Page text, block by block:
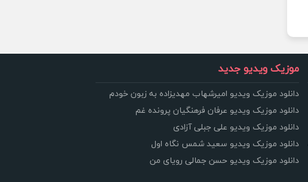
موزیک ویدیو جدید
دانلود موزیک ویدیو امیرشهاب مهدیزاده به زبون خودم
دانلود موزیک ویدیو عرفان فرهنگیان پرونده غم
دانلود موزیک ویدیو علی جبلی آزادی
دانلود موزیک ویدیو سعید شمس نگاه اول
دانلود موزیک ویدیو حسن جمالی رویای من